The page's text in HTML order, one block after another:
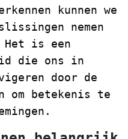
kunnen we
nemen
Het is een
die ons in
door de
om betekenis te